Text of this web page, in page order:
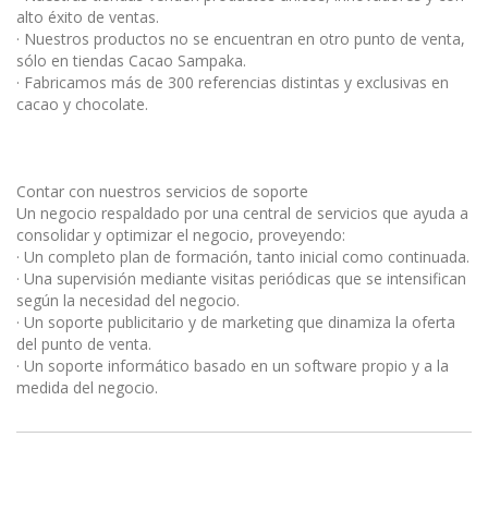
alto éxito de ventas.
· Nuestros productos no se encuentran en otro punto de venta,
sólo en tiendas Cacao Sampaka.
· Fabricamos más de 300 referencias distintas y exclusivas en
cacao y chocolate.
Contar con nuestros servicios de soporte
Un negocio respaldado por una central de servicios que ayuda a
consolidar y optimizar el negocio, proveyendo:
· Un completo plan de formación, tanto inicial como continuada.
· Una supervisión mediante visitas periódicas que se intensifican
según la necesidad del negocio.
· Un soporte publicitario y de marketing que dinamiza la oferta
del punto de venta.
· Un soporte informático basado en un software propio y a la
medida del negocio.